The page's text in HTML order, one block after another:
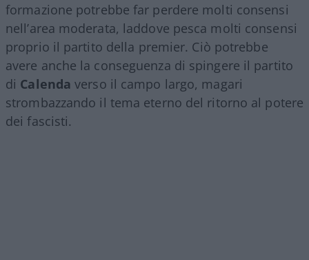
formazione potrebbe far perdere molti consensi
nell’area moderata, laddove pesca molti consensi
proprio il partito della premier. Ciò potrebbe
avere anche la conseguenza di spingere il partito
di Calenda verso il campo largo, magari
strombazzando il tema eterno del ritorno al potere
dei fascisti.